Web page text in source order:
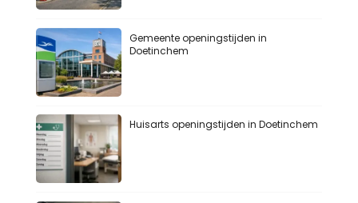
Gemeente openingstijden in
Doetinchem
Huisarts openingstijden in Doetinchem